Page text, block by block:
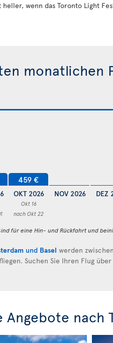
wenn das Toronto Light
monatlichen
459 €
OKT 2026
Okt 16
nach Okt 22
NOV 2026 DEZ
für eine Hin- und Rückfahrt und
und Basel werden
Suchen Sie Ihren Flug
Angebote nach